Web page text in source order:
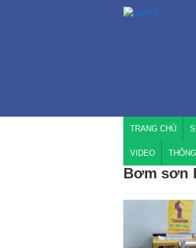
TRANG CHỦ
VIDEO
Bơm sơn